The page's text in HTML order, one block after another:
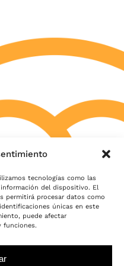
tecnologías como las
del dispositivo. El
permitirá procesar datos como
únicas en este
puede afectar
funciones.
2024